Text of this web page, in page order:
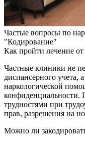
Частые вопросы по
"Кодирование"
Как пройти лечение от
Частные клиники не
диспансерного учета,
наркологической
конфиденциальности.
трудностями при
прав, разрешения на
Можно ли